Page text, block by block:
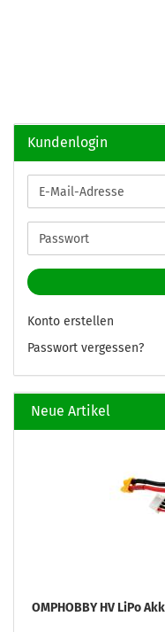
Kundenlogin
E-
Mail-
Adresse
Passwort
Konto erstellen
Passwort vergessen?
Neue Artikel
OMPHOBBY HV LiPo